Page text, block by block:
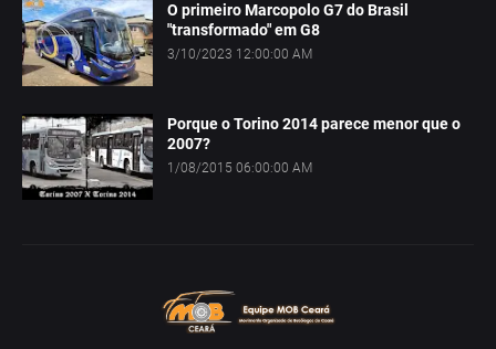
O primeiro Marcopolo G7 do Brasil
"transformado" em G8
3/10/2023 12:00:00 AM
Porque o Torino 2014 parece menor que o
2007?
1/08/2015 06:00:00 AM